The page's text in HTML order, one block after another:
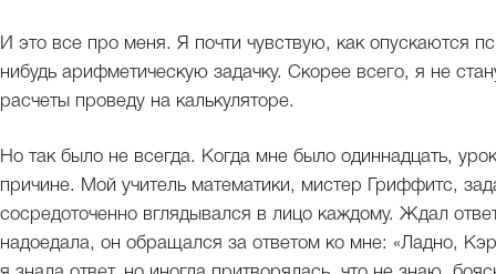
И это все про меня. Я почти чувствую, как опускаются
нибудь арифметическую задачку. Скорее всего, я не
расчеты проведу на калькуляторе.
Но так было не всегда. Когда мне было одиннадцать,
причине. Мой учитель математики, мистер Гриффитс,
сосредоточенно вглядывался в лицо каждому. Ждал
надоедала, он обращался за ответом ко мне: «Ладно,